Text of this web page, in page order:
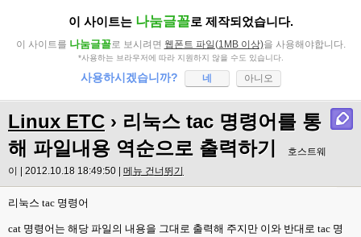
이 사이트는 나눔글꼴로 제작되었습니다.
이 사이트를 나눔글꼴로 보시려면 웹폰트 파일(1MB 이상)을 사용해야합니다.
*사용하는 브라우저에 따라 지원하지 않을 수도 있습니다.
사용하시겠습니까? 네 아니오
Linux ETC › 리눅스 tac 명령어를 통
해 파일내용 역순으로 출력하기
호스트웨
이 | 2012.10.18 18:49:50 | 메뉴 건너뛰기
리눅스 tac 명령어
cat 명령어는 해당 파일의 내용을 그대로 출력해 주지만 이와 반대로 tac 명